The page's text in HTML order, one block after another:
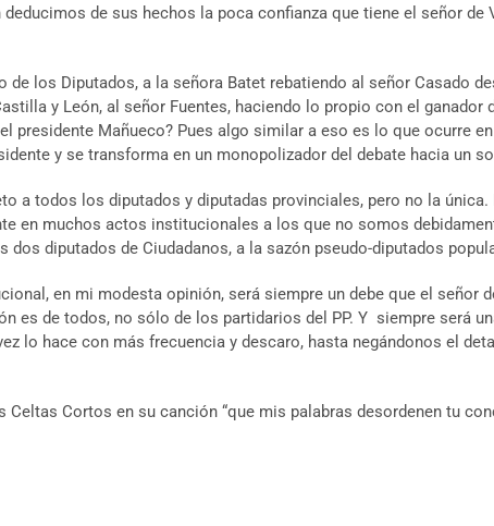
de sus hechos la poca confianza que tiene el señor
los Diputados, a la señora Batet rebatiendo al señor Casado
y León, al señor Fuentes, haciendo lo propio con el
presidente Mañueco? Pues algo similar a eso es lo que ocurre
y se transforma en un monopolizador del debate hacia un
a todos los diputados y diputadas provinciales, pero no la
en muchos actos institucionales a los que no somos
diputados de Ciudadanos, a la sazón pseudo-diputados
en mi modesta opinión, será siempre un debe que el señor
es de todos, no sólo de los partidarios del PP. Y siempre será
lo hace con más frecuencia y descaro, hasta negándonos el
Cortos en su canción “que mis palabras desordenen tu